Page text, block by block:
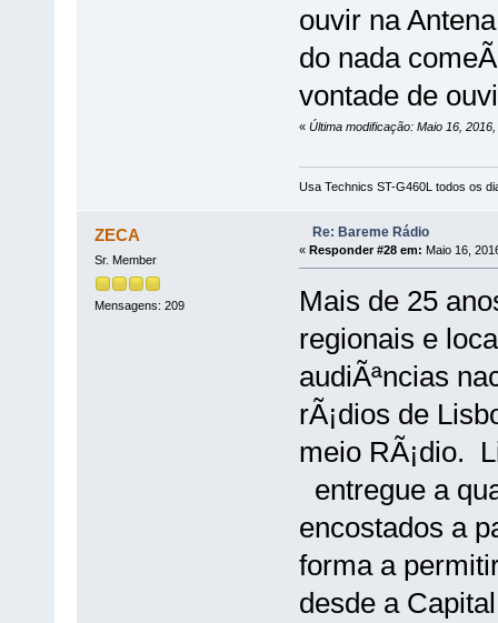
ouvir na
do nada
vontade de
« Última modificação: Maio 16,
Usa Technics ST-G460L todos os
ZECA
Sr. Member
Mensagens: 209
Re: Bareme Rádio
« Responder #28 em: Maio 16,
Mais de 25
regionais e
audiÃªncias
rÃ¡dios de
meio RÃ¡dio.
entregue a
encostados a
forma a
desde a